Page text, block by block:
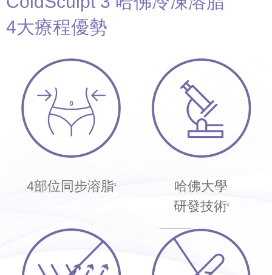
4大療程優勢
4部位 同步溶脂3
哈佛大學
研發技術3